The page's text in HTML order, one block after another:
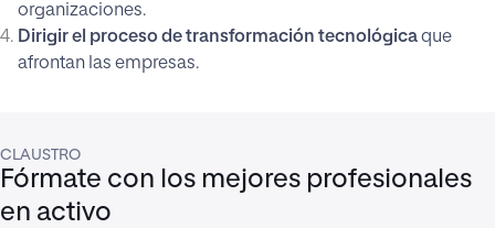
organizaciones.
Dirigir el proceso de transformación tecnológicaque
afrontan las empresas.
CLAUSTRO
Fórmate con los mejores profesionales
en activo